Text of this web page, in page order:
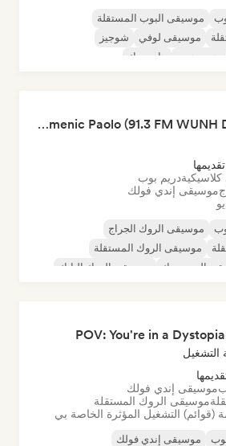
موسيقى البوب المستقلة
موسيقى لوفي
شوجيز
هيب هوب
هارد روك
Domenic Paolo (91.3 FM WUNH Durham)
دريم بوب
موسيقى إندي فولك
موسيقى الروك الجراج
موسيقى الروك المستقلة
البوب روك موسيقى الروك البانك
POV: You're in a
التشغيل
موسيقى إندي فولك
موسيقى الروك المستقلة
(قوائم) التشغيل المؤثرة الخاصة بي
موسيقى إندي فولك